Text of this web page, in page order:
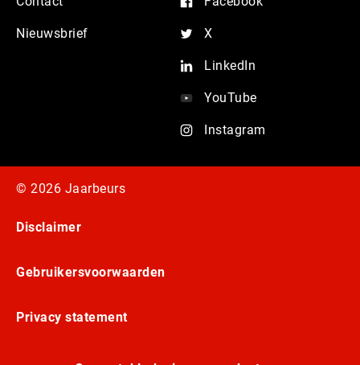
Nieuwsbrief X
LinkedIn
YouTube
Instagram
© 2026 Jaarbeurs
Disclaimer
Gebruikersvoorwaarden
Privacy statement